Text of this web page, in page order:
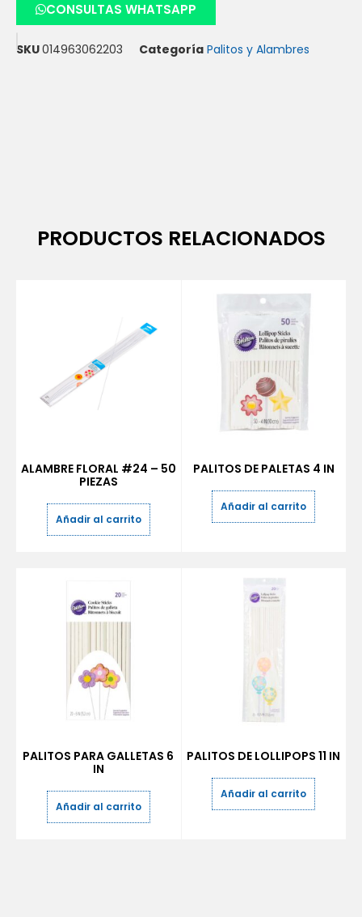
CONSULTAS WHATSAPP
SKU014963062203 Categoría Palitos y Alambres
PRODUCTOS RELACIONADOS
ALAMBRE FLORAL #24 – 50
PIEZAS
Añadir al carrito
PALITOS DE PALETAS 4 IN
Añadir al carrito
PALITOS PARA GALLETAS 6
IN
Añadir al carrito
PALITOS DE LOLLIPOPS 11 IN
Añadir al carrito